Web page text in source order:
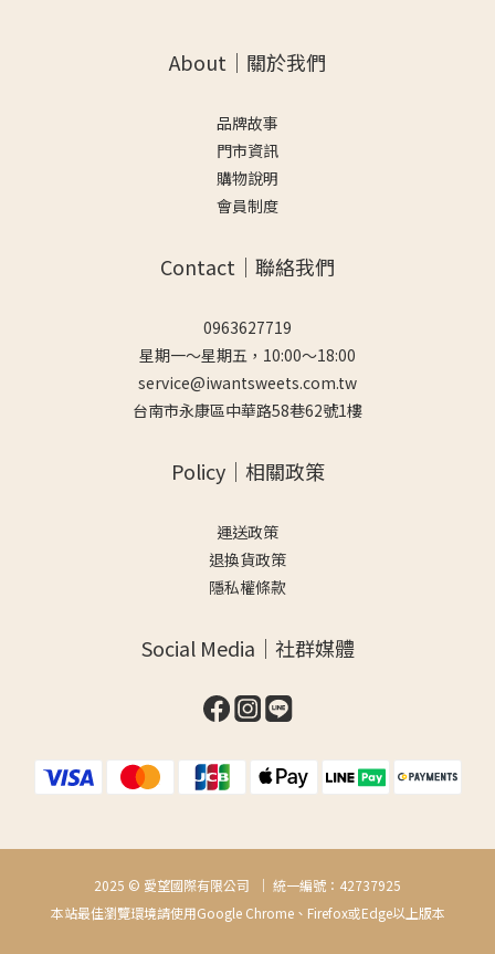
About｜關於我們
品牌故事
門市資訊
購物說明
會員制度
Contact｜聯絡我們
0963627719
星期一～星期五，10:00～18:00
service@iwantsweets.com.tw
台南市永康區中華路58巷62號1樓
Policy｜相關政策
運送政策
退換貨政策
隱私權條款
Social Media｜社群媒體
2025 © 愛望國際有限公司 ｜ 統一編號：42737925
本站最佳瀏覽環境請使用Google Chrome、Firefox或Edge以上版本